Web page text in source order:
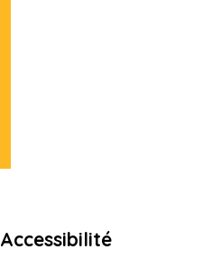
Accessibilité